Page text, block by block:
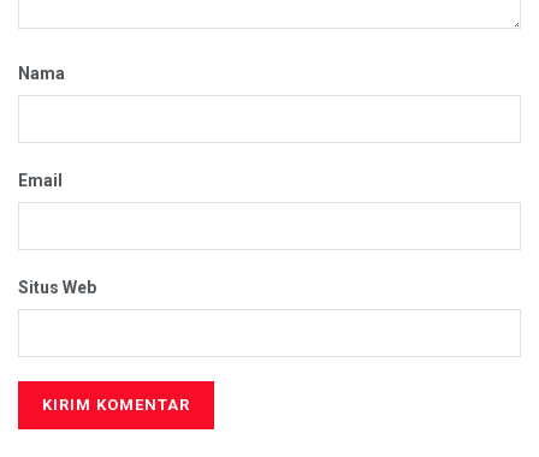
Nama
Email
Situs Web